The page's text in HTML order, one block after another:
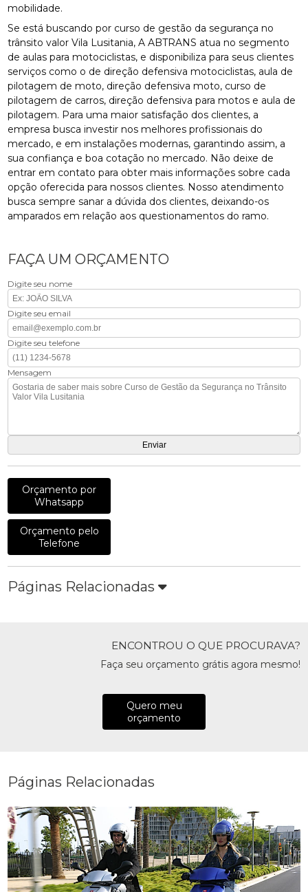
mobilidade.
Se está buscando por curso de gestão da segurança no
trânsito valor Vila Lusitania, A ABTRANS atua no segmento
de aulas para motociclistas, e disponibiliza para seus clientes
serviços como o de direção defensiva motociclistas, aula de
pilotagem de moto, direção defensiva moto, curso de
pilotagem de carros, direção defensiva para motos e aula de
pilotagem. Para uma maior satisfação dos clientes, a
empresa busca investir nos melhores profissionais do
mercado, e em instalações modernas, garantindo assim, a
sua confiança e boa cotação no mercado. Não deixe de
entrar em contato para obter mais informações sobre cada
opção oferecida para nossos clientes. Nosso atendimento
busca sempre sanar a dúvida dos clientes, deixando-os
amparados em relação aos questionamentos do ramo.
FAÇA UM ORÇAMENTO
Digite seu nome
Digite seu email
Digite seu telefone
Mensagem
Orçamento por
Whatsapp
Orçamento pelo
Telefone
Páginas Relacionadas
ENCONTROU O QUE PROCURAVA?
Faça seu orçamento grátis agora mesmo!
Quero meu
orçamento
Páginas Relacionadas